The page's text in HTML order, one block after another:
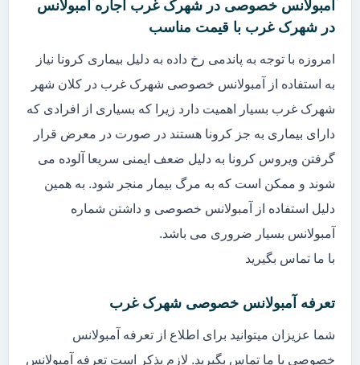
آمبولانس خصوصی در شهرک غرب اجاره آمبولانس
در شهرک غرب با قیمت مناسب
امروزه با توجه به پاندمی رخ داده به دلیل بیماری کرونا نیاز
به استفاده از آمبولانس خصوصی شهرک غرب در کلان شهر
شهرک غرب بسیار اهمیت دارد زیرا که بسیاری از افرادی که
دارای بیماری به جز کرونا هستند در صورت در معرض قرار
گرفتن ویروس کرونا به دلیل ضعف ایمنی سریعا آلوده می
شوند و ممکن است که به مرگ بیمار منجر شود. به همین
دلیل استفاده از آمبولانس خصوصی و داشتن شماره
آمبولانس بسیار ضروری می باشد.
با ما تماس بگیرید
تعرفه آمبولانس خصوصی شهرک غرب
شما عزیزان میتوانید برای اطلاع از تعرفه آمبولانس
خصوصی با ما تماس بگیرید. لازم بذکر است تعرفه آمبولانس